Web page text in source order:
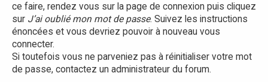
ce faire, rendez vous sur la page de connexion puis cliquez
sur J’ai oublié mon mot de passe. Suivez les instructions
énoncées et vous devriez pouvoir à nouveau vous
connecter.
Si toutefois vous ne parveniez pas à réinitialiser votre mot
de passe, contactez un administrateur du forum.